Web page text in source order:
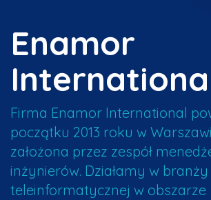
Enamor
Firma Enamor International
początku 2013 roku w
założona przez zespół
inżynierów. Działamy w branży
teleinformatycznej w obszarze